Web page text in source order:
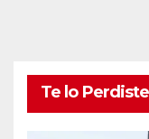
Te lo Perdiste